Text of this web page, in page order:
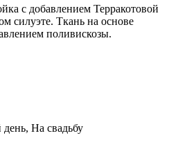
с добавлением Терракотовой
силуэте. Ткань на основе
поливискозы.
На свадьбу